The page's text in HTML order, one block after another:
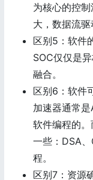
为核心的控
大，数据流驱
区别5：软件
SOC仅仅是
融合。
区别6：软件
加速器通常
软件编程的
一些：DSA
程。
区别7：资源